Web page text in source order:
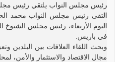
رئيس مجلس النواب يلتقي رئيس
التقى رئيس مجلس النواب محمد
اليوم الأربعاء، رئيس مجلس الشيوخ
في باريس.
وبحث اللقاء العلاقات بين البلدين
مجال الاقتصاد والاستثمار والأمن،